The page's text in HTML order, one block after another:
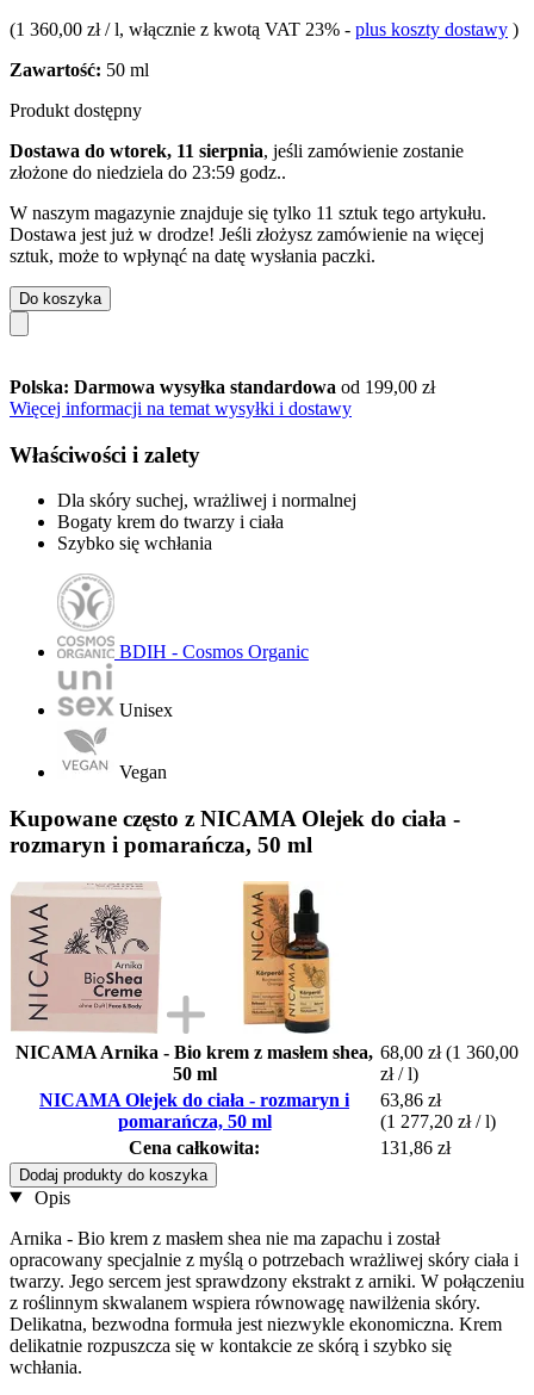
(1 360,00 zł / l, włącznie z kwotą VAT 23% - plus koszty dostawy )
Zawartość: 50 ml
Produkt dostępny
Dostawa do wtorek, 11 sierpnia, jeśli zamówienie zostanie
złożone do niedziela do 23:59 godz..
W naszym magazynie znajduje się tylko 11 sztuk tego artykułu.
Dostawa jest już w drodze! Jeśli złożysz zamówienie na więcej
sztuk, może to wpłynąć na datę wysłania paczki.
Do koszyka
Polska: Darmowa wysyłka standardowa od 199,00 zł
Więcej informacji na temat wysyłki i dostawy
Właściwości i zalety
Dla skóry suchej, wrażliwej i normalnej
Bogaty krem do twarzy i ciała
Szybko się wchłania
BDIH - Cosmos Organic
Unisex
Vegan
Kupowane często z NICAMA Olejek do ciała -
rozmaryn i pomarańcza, 50 ml
NICAMA Arnika - Bio krem z masłem shea,
50 ml
68,00 zł (1 360,00
zł / l)
NICAMA Olejek do ciała - rozmaryn i
pomarańcza, 50 ml
63,86 zł
(1 277,20 zł / l)
Cena całkowita:
131,86 zł
Dodaj produkty do koszyka
Opis
Arnika - Bio krem z masłem shea nie ma zapachu i został
opracowany specjalnie z myślą o potrzebach wrażliwej skóry ciała i
twarzy. Jego sercem jest sprawdzony ekstrakt z arniki. W połączeniu
z roślinnym skwalanem wspiera równowagę nawilżenia skóry.
Delikatna, bezwodna formuła jest niezwykle ekonomiczna. Krem
delikatnie rozpuszcza się w kontakcie ze skórą i szybko się
wchłania.